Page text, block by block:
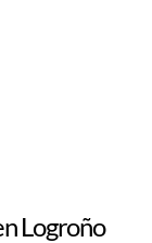
Logroño